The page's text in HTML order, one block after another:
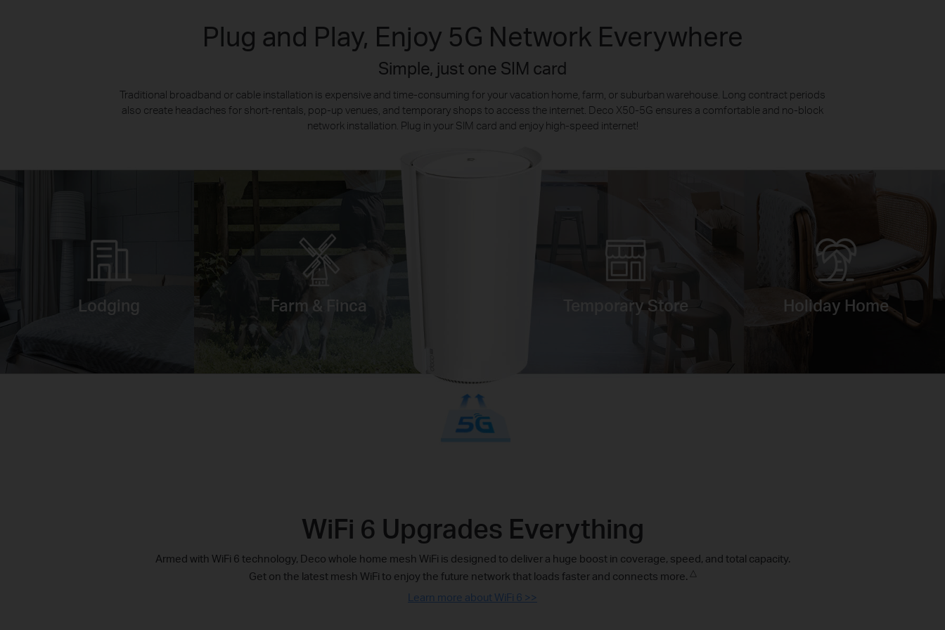
Plug and Play, Enjoy 5G Network Everywhere
Simple, just one SIM card
Traditional broadband or cable installation is expensive and time-consuming for your vacation home, farm, or suburban warehouse. Long contract periods
also create headaches for short-rentals, pop-up venues, and temporary shops to access the internet. Deco X50-5G ensures a comfortable and no-block
network installation. Plug in your SIM card and enjoy high-speed internet!
Lodging Farm & Finca Temporary Store Holiday Home
WiFi 6 Upgrades Everything
Armed with WiFi 6 technology, Deco whole home mesh WiFi is designed to deliver a huge boost in coverage, speed, and total capacity.
Get on the latest mesh WiFi to enjoy the future network that loads faster and connects more. △
Learn more about WiFi 6 >>